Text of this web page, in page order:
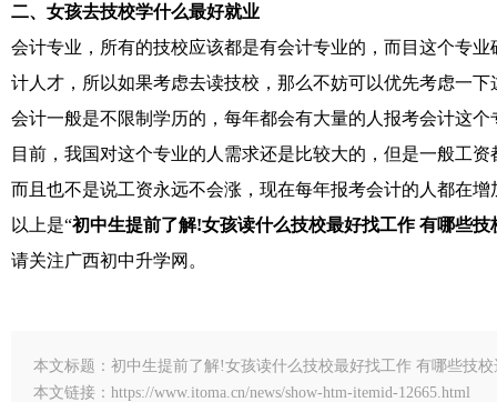
二、女孩去技校学什么最好就业
会计专业，所有的技校应该都是有会计专业的，而目这个专
计人才，所以如果考虑去读技校，那么不妨可以优先考虑一
会计一般是不限制学历的，每年都会有大量的人报考会计这
目前，我国对这个专业的人需求还是比较大的，但是一般工
而且也不是说工资永远不会涨，现在每年报考会计的人都在
以上是“初中生提前了解!女孩读什么技校最好找工作 有哪些技
请关注广西初中升学网。
本文标题：初中生提前了解!女孩读什么技校最好找工作 有哪些技校
本文链接：https://www.itoma.cn/news/show-htm-itemid-12665.html